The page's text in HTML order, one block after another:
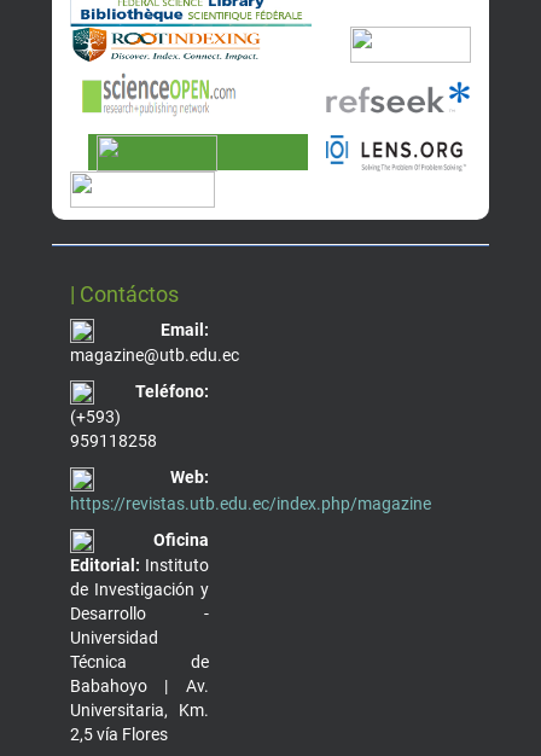
| Contáctos
Email:
magazine@utb.edu.ec
Teléfono:
(+593)
959118258
Web:
https://revistas.utb.edu.ec/index.php/magazine
Oficina
Editorial: Instituto
de Investigación y
Desarrollo -
Universidad
Técnica de
Babahoyo | Av.
Universitaria, Km.
2,5 vía Flores